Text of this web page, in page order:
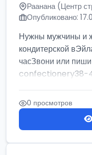
Раанана (Центр
Опубликовано:
Нужны мужчины и
кондитерской
часЗвони или
confectionery38-
0 просмотров